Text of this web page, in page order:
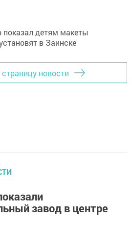
новости
завод в центре